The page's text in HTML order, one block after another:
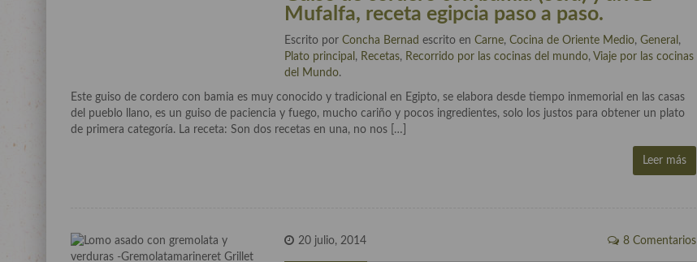
Mufalfa, receta egipcia paso a paso.
Escrito porConcha Bernad escrito enCarne,Cocina de Oriente Medio,General ,
Plato principal , Recetas, Recorrido por las cocinas del mundo, Viaje por las cocinas
del Mundo.
Este guiso de cordero con bamia es muy conocido y tradicional en Egipto, se elabora desde tiempo inmemorial en las casas
del pueblo llano, es un guiso de paciencia y fuego, mucho cariño y pocos ingredientes, solo los justos para obtener un plato
de primera categoría. La receta: Son dos recetas en una, no nos […]
Leer más
20 julio, 2014 8 Comentarios